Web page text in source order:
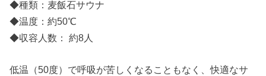
◆種類：麦飯石サウナ
◆温度：約50℃
◆収容人数： 約8人
低温（50度）で呼吸が苦しくなることもなく、快適なサ